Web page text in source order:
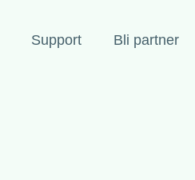
Support Bli partner